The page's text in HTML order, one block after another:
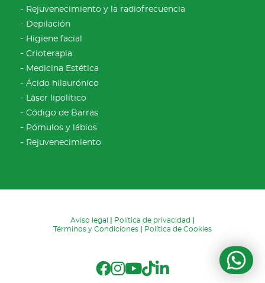
Rejuvenecimiento y la radiofrecuencia
Depilación
Higiene facial
Crioterapia
Medicina Estética
Ácido hilaurónico
Láser lipolítico
Código de Barras
Pómulos y lábios
Rejuvenecimiento
Aviso legal Política de privacidad
Términos y Condiciones
Política de Cookies